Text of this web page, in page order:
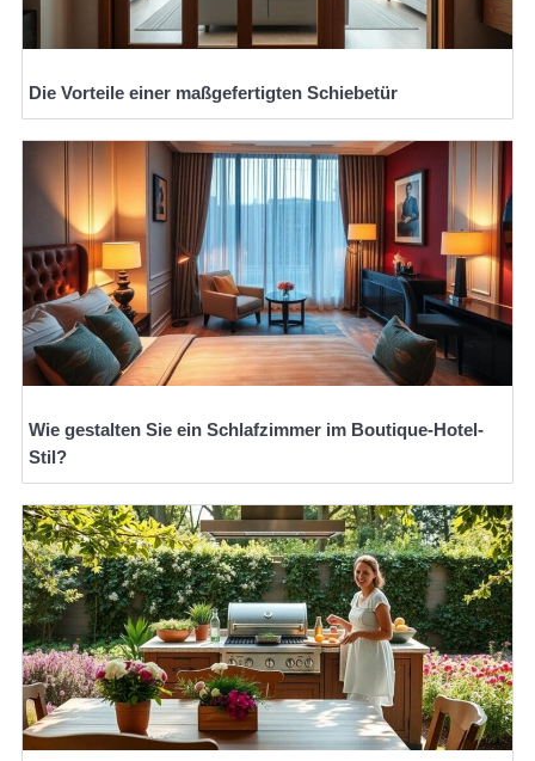
Die Vorteile einer maßgefertigten Schiebetür
Wie gestalten Sie ein Schlafzimmer im Boutique-Hotel-
Stil?